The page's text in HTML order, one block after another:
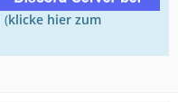
(klicke hier zum